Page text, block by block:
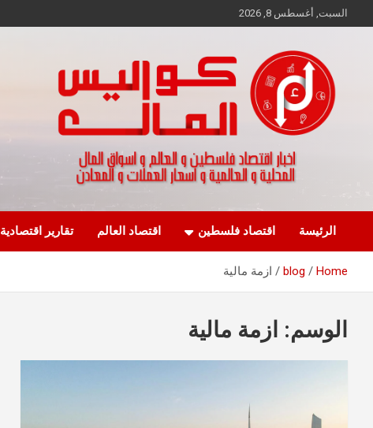
to
السبت, أغسطس 8, 2026
كواليس المال
الرئيسة اقتصاد فلسطين اقتصاد العالم تقارير اقتصادية
Home
blog ازمة مالية
الوسم: ازمة مالية